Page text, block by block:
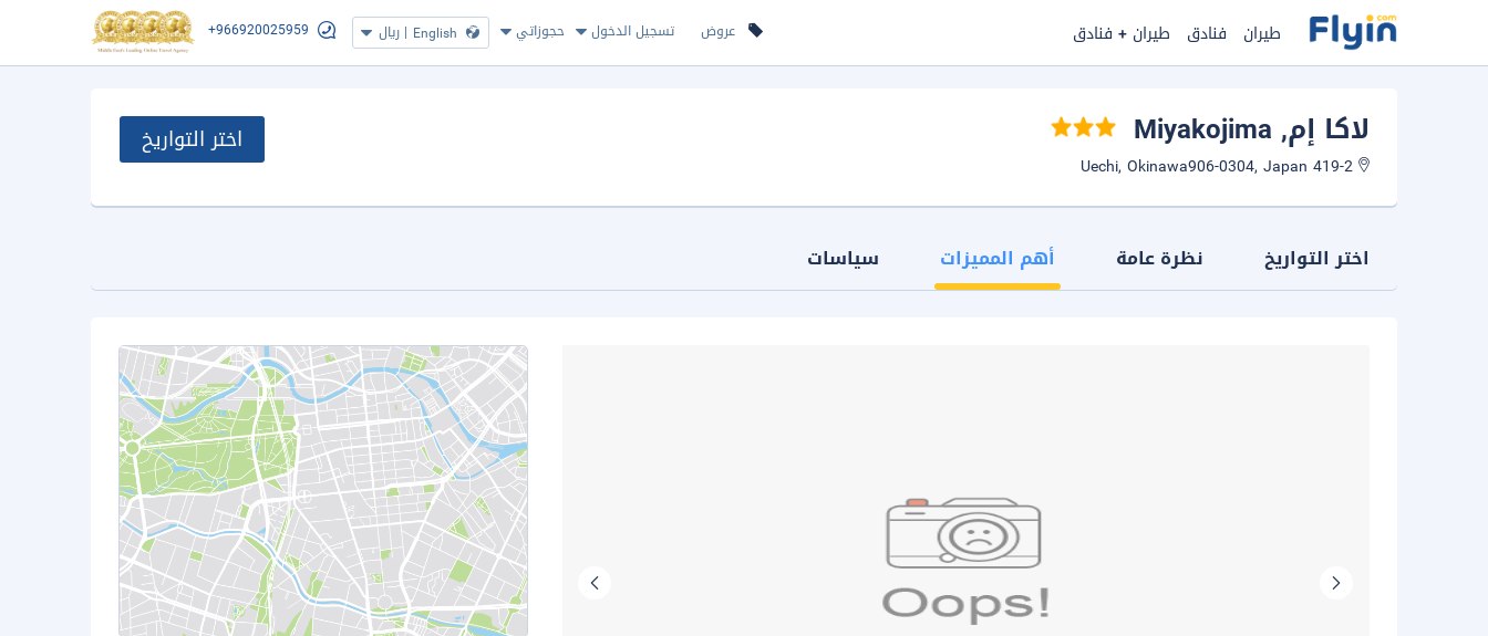
عروض تسجيل الدخول حجوزاتي English
| ريال +966920025959 طيران فنادق طيران + فنادق
لاكا إم, Miyakojima اختر التواريخ
اختر التواريخ نظرة عامة أهم المميزات سياسات